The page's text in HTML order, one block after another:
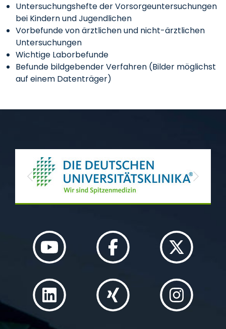
Untersuchungshefte der Vorsorgeuntersuchungen
bei Kindern und Jugendlichen
Vorbefunde von ärztlichen und nicht-ärztlichen
Untersuchungen
Wichtige Laborbefunde
Befunde bildgebender Verfahren (Bilder möglichst
auf einem Datenträger)
Previous Next